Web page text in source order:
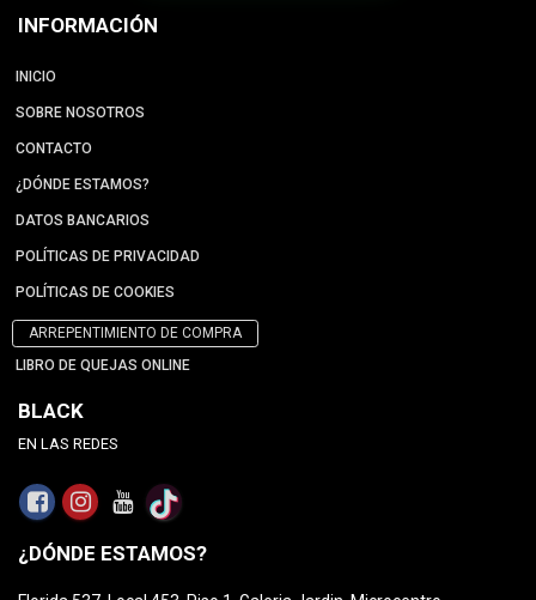
INFORMACIÓN
INICIO
SOBRE NOSOTROS
CONTACTO
¿DÓNDE ESTAMOS?
DATOS BANCARIOS
POLÍTICAS DE PRIVACIDAD
POLÍTICAS DE COOKIES
ARREPENTIMIENTO DE COMPRA
LIBRO DE QUEJAS ONLINE
BLACK
EN LAS REDES
¿DÓNDE ESTAMOS?